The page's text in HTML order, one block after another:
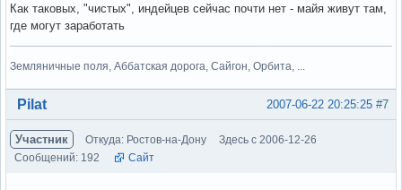
Как таковых, "чистых", индейцев сейчас почти нет - майя живут там,
где могут заработать
Земляничные поля, Аббатская дорога, Сайгон, Орбита, ...
Вне форума #7
2007-06-22 20:25:25
Pilat
Участник Откуда: Ростов-на-Дону
Здесь с 2006-12-26
Сообщений: 192
Сайт